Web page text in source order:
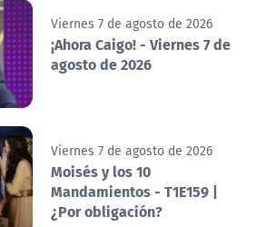
Viernes 7 de agosto de 2026
¡Ahora Caigo! - Viernes 7 de
agosto de 2026
Viernes 7 de agosto de 2026
Moisés y los 10
Mandamientos - T1E159 |
¿Por obligación?